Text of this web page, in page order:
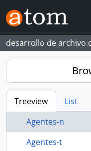
Skip to main content
desarrollo de archivo
Treeview List
Agentes-n
Agentes-t